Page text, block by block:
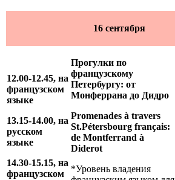
16 сентября
12.00-12.45, на
французском
языке
13.15-14.00, на
русском
языке
14.30-15.15, на
французском
Прогулки по
французскому
Петербургу: от
Монферрана до Дидро
Promenades à travers
St.Pétersbourg français:
de Montferrand à
Diderot
*Уровень владения